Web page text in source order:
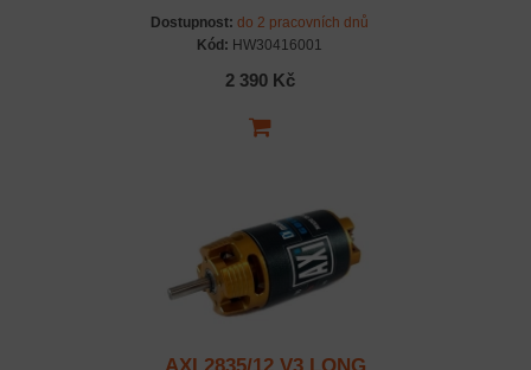
Dostupnost: do 2 pracovních dnů
Kód: HW30416001
2 390 Kč